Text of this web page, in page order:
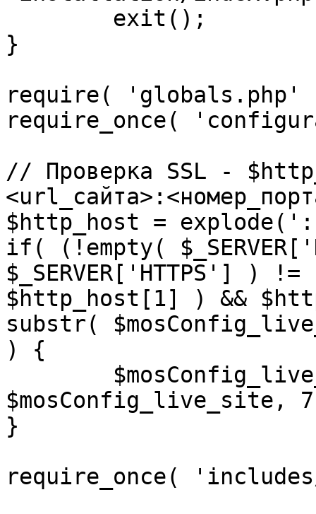
}
require(
require_once(
// Проверка SSL -
$http_host = explode(':',
if( (!empty(
$_SERVER['HTTPS']
$http_host[1] ) &&
substr(
) {
$mosConfig_live_site,
}
require_once(